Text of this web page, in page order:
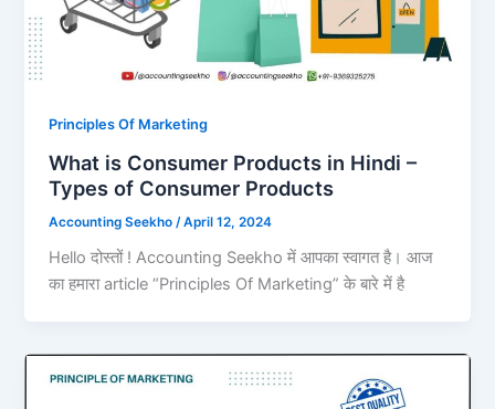
Principles Of Marketing
What is Consumer Products in Hindi –
Types of Consumer Products
Accounting Seekho /April 12, 2024
Hello दोस्तों ! Accounting Seekho में आपका स्वागत है। आज
का हमारा article “Principles Of Marketing” के बारे में है